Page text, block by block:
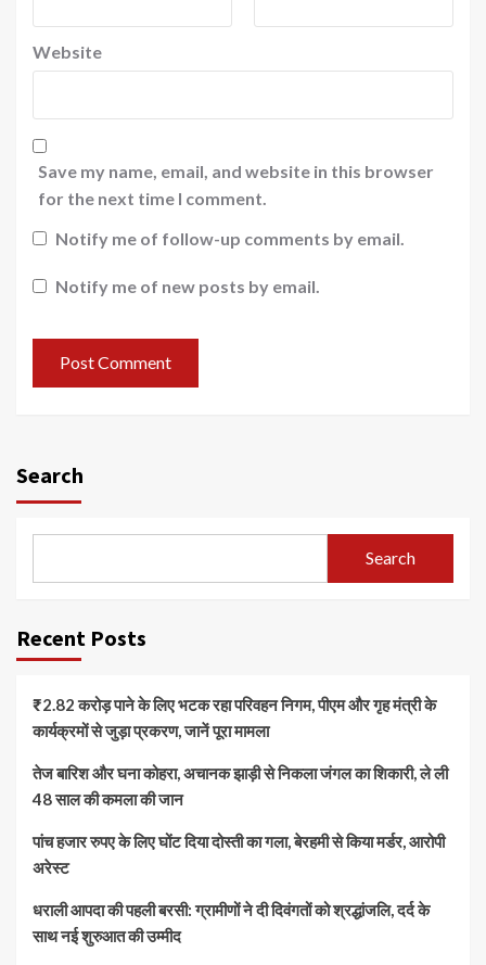
Website
Save my name, email, and website in this browser
for the next time I comment.
Notify me of follow-up comments by email.
Notify me of new posts by email.
Search
Search
Recent Posts
₹2.82 करोड़ पाने के लिए भटक रहा परिवहन निगम, पीएम और गृह मंत्री के
कार्यक्रमों से जुड़ा प्रकरण, जानें पूरा मामला
तेज बारिश और घना कोहरा, अचानक झाड़ी से निकला जंगल का शिकारी, ले ली
48 साल की कमला की जान
पांच हजार रुपए के लिए घोंट दिया दोस्ती का गला, बेरहमी से किया मर्डर, आरोपी
अरेस्ट
धराली आपदा की पहली बरसी: ग्रामीणों ने दी दिवंगतों को श्रद्धांजलि, दर्द के
साथ नई शुरुआत की उम्मीद